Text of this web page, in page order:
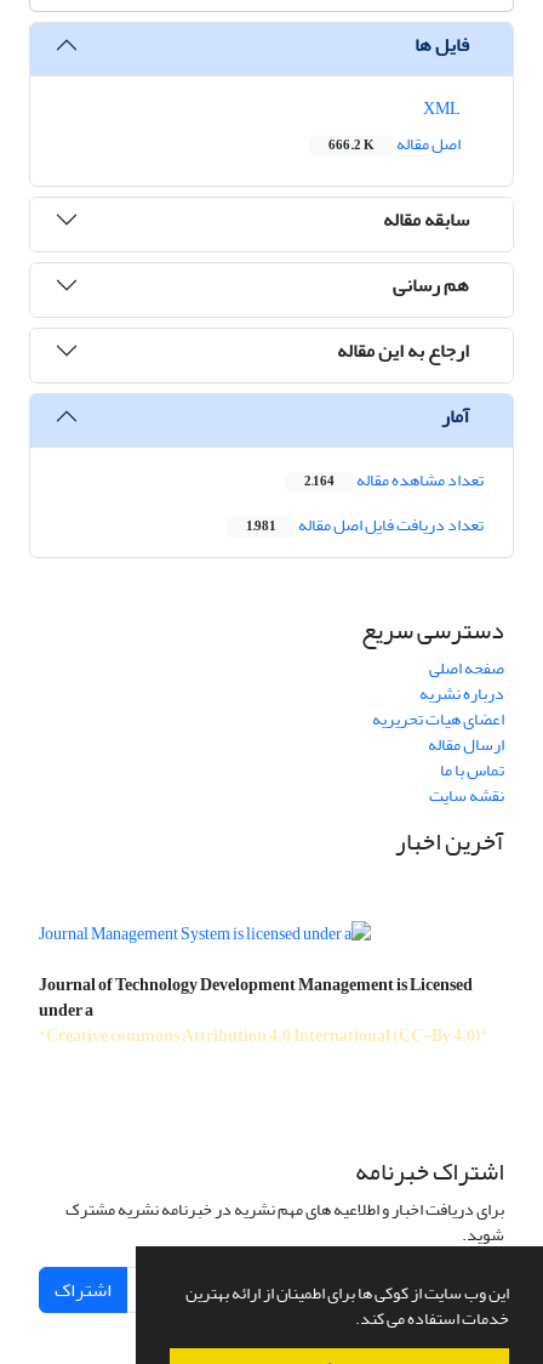
این وب سایت از کوکی ها برای اطمینان از ارائه بهترین
خدمات استفاده می کند.
فایل ها
اصل مقاله
666.2 K
سابقه مقاله
هم رسانی
ارجاع به این مقاله
آمار
تعداد مشاهده مقاله 2,164
تعداد دریافت فایل اصل مقاله 1,981
دسترسی سریع
صفحه اصلی
درباره نشریه
اعضای هیات تحریریه
ارسال مقاله
تماس با ما
نقشه سایت
آخرین اخبار
Journal of Technology Development Management is Licensed
under a
"Creative commons Attribution 4.0 International (CC-By 4.0)"
اشتراک خبرنامه
برای دریافت اخبار و اطلاعیه های مهم نشریه در خبرنامه نشریه مشترک
شوید.
اشتراک